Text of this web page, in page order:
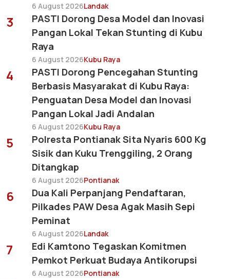
6 August 2026Landak
3
PASTI Dorong Desa Model dan Inovasi
Pangan Lokal Tekan Stunting di Kubu
Raya
6 August 2026Kubu Raya
4
PASTI Dorong Pencegahan Stunting
Berbasis Masyarakat di Kubu Raya:
Penguatan Desa Model dan Inovasi
Pangan Lokal Jadi Andalan
6 August 2026Kubu Raya
5
Polresta Pontianak Sita Nyaris 600 Kg
Sisik dan Kuku Trenggiling, 2 Orang
Ditangkap
6 August 2026Pontianak
6
Dua Kali Perpanjang Pendaftaran,
Pilkades PAW Desa Agak Masih Sepi
Peminat
6 August 2026Landak
7
Edi Kamtono Tegaskan Komitmen
Pemkot Perkuat Budaya Antikorupsi
6 August 2026Pontianak